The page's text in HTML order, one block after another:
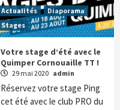
Actualités
Diaporama
Stages
Votre stage d’été avec le
Quimper Cornouaille TT !
29 mai 2020 admin
Réservez votre stage Ping
cet été avec le club PRO du